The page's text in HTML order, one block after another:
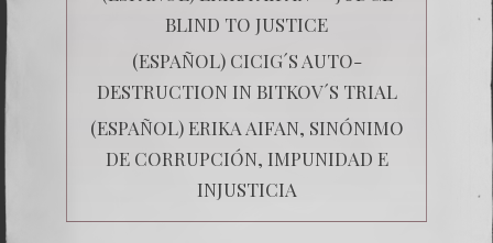
BLIND TO JUSTICE
(ESPAÑOL) CICIG´S AUTO-
DESTRUCTION IN BITKOV´S TRIAL
(ESPAÑOL) ERIKA AIFAN, SINÓNIMO
DE CORRUPCIÓN, IMPUNIDAD E
INJUSTICIA